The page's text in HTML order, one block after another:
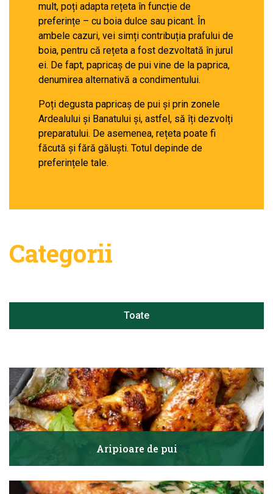
mult, poți adapta rețeta în funcție de
preferințe – cu boia dulce sau picant. În
ambele cazuri, vei simți contribuția prafului de
boia, pentru că rețeta a fost dezvoltată în jurul
ei. De fapt, papricaș de pui vine de la paprica,
denumirea alternativă a condimentului.
Poți degusta papricaș de pui și prin zonele
Ardealului și Banatului și, astfel, să îți dezvolți
preparatului. De asemenea, rețeta poate fi
făcută și fără găluști. Totul depinde de
preferințele tale.
Categorii
Toate
Aripioare de pui